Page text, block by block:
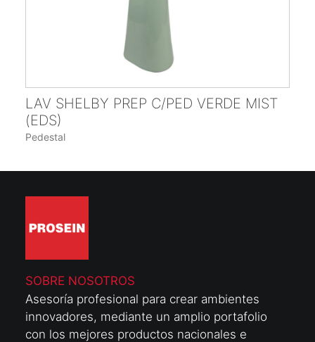
LAV SHELBY PREP C/PED VERDE MIST
(EDS)
Pedestal
SOBRE NOSOTROS
Asesoría profesional para crear ambientes
innovadores, mediante un amplio portafolio
con los mejores productos nacionales e